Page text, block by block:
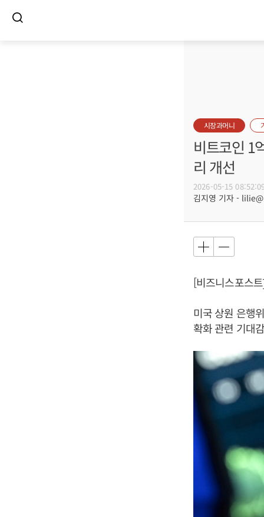
시장과머니
비트코인 1
리 개선
2026-05-15
김지영 기자 -
[비즈니스포스
미국 상원 은행
확화 관련 기대